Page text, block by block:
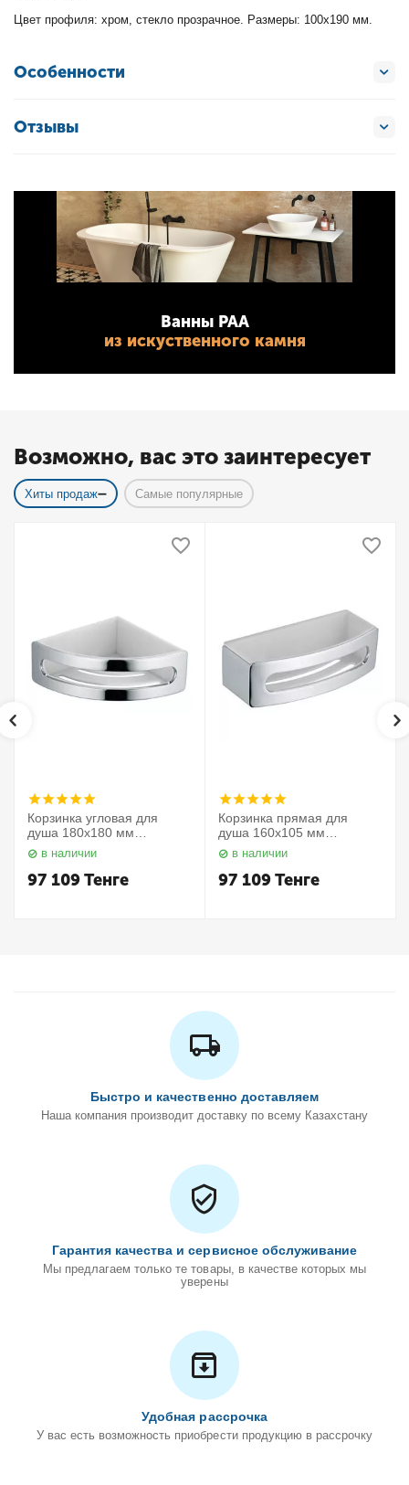
Цвет профиля: хром, стекло прозрачное. Размеры: 100х190 мм.
Особенности
Отзывы
Ванны PAA
из искуственного камня
Возможно, вас это заинтересует
Хиты продаж Самые популярные
Корзинка угловая для
душа 180х180 мм
Elegance 11657010000
Keuco
в наличии
97 109Тенге
Корзинка прямая для
душа 160х105 мм
Elegance 11658010000
Keuco
в наличии
97 109Тенге
Быстро и качественно доставляем
Наша компания производит доставку по всему Казахстану
Гарантия качества и сервисное обслуживание
Мы предлагаем только те товары, в качестве которых мы
уверены
Удобная рассрочка
У вас есть возможность приобрести продукцию в рассрочку